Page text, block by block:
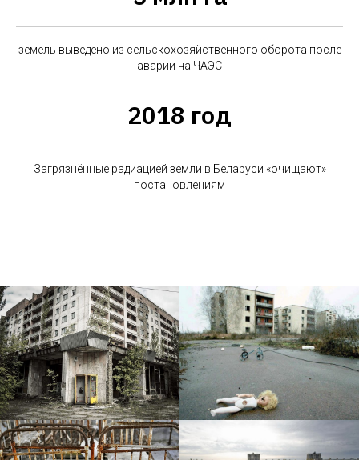
земель выведено из сельскохозяйственного оборота после
аварии на ЧАЭС
2018 год
Загрязнённые радиацией земли в Беларуси «очищают»
постановлениям